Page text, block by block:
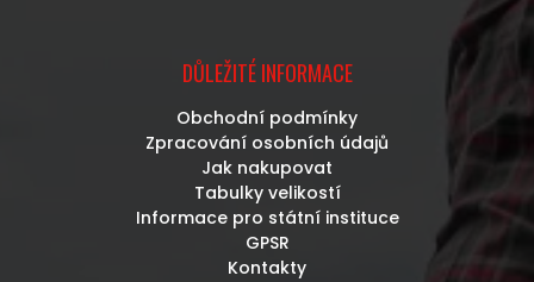
DŮLEŽITÉ INFORMACE
Obchodní podmínky
Zpracování osobních údajů
Jak nakupovat
Tabulky velikostí
Informace pro státní instituce
GPSR
Kontakty